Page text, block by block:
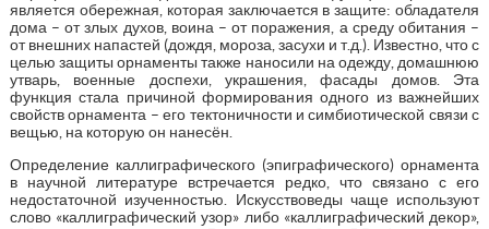
является обережная, которая заключается в защите: обладателя
дома – от злых духов, воина – от поражения, а среду обитания –
от внешних напастей (дождя, мороза, засухи и т.д.). Известно, что с
целью защиты орнаменты также наносили на одежду, домашнюю
утварь, военные доспехи, украшения, фасады домов. Эта
функция стала причиной формирования одного из важнейших
свойств орнамента – его тектоничности и симбиотической связи с
вещью, на которую он нанесён.
Определение каллиграфического (эпиграфического) орнамента
в научной литературе встречается редко, что связано с его
недостаточной изученностью. Искусствоведы чаще используют
слово «каллиграфический узор» либо «каллиграфический декор»,